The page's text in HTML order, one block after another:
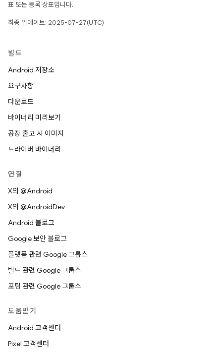
표 또는 등록 상표입니다.
최종 업데이트: 2025-07-27(UTC)
빌드
Android 저장소
요구사항
다운로드
바이너리 미리보기
공장 출고 시 이미지
드라이버 바이너리
연결
X의 @Android
X의 @AndroidDev
Android 블로그
Google 보안 블로그
플랫폼 관련 Google 그룹스
빌드 관련 Google 그룹스
포팅 관련 Google 그룹스
도움받기
Android 고객센터
Pixel 고객센터